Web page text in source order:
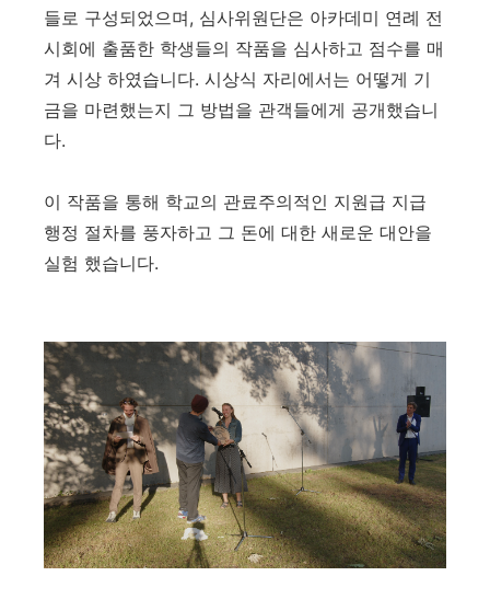
들로 구성되었으며, 심사위원단은 아카데미 연례 전
시회에 출품한 학생들의 작품을 심사하고 점수를 매
겨 시상 하였습니다. 시상식 자리에서는 어떻게 기
금을 마련했는지 그 방법을 관객들에게 공개했습니
다.
이 작품을 통해 학교의 관료주의적인 지원급 지급
행정 절차를 풍자하고 그 돈에 대한 새로운 대안을
실험 했습니다.